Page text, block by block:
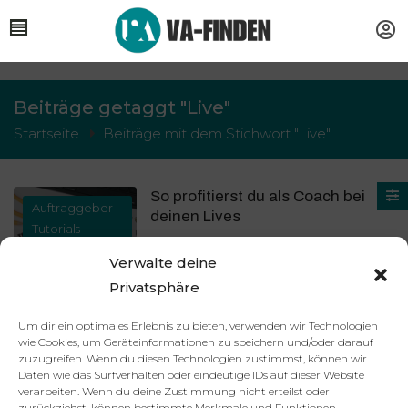
Verwalte deine
Privatsphäre
Um dir ein optimales Erlebnis zu bieten, verwenden wir Technologien
wie Cookies, um Geräteinformationen zu speichern und/oder darauf
zuzugreifen. Wenn du diesen Technologien zustimmst, können wir
Daten wie das Surfverhalten oder eindeutige IDs auf dieser Website
verarbeiten. Wenn du deine Zustimmung nicht erteilst oder
Beiträge getaggt "Live"
Startseite Beiträge mit dem Stichwort "Live"
Auftraggeber
Tutorials
So profitierst du als Coach bei
deinen Lives
0 Kommentare
Mehr lesen
Partner Impressum Datenschutzerklärung